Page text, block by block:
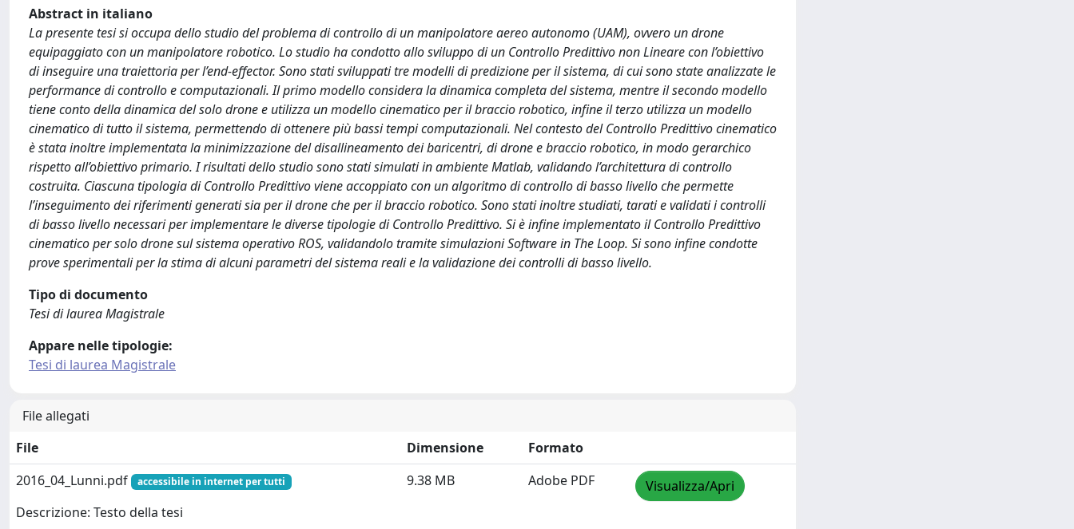
Abstract in italiano
La presente tesi si occupa dello studio del problema di controllo di un manipolatore aereo autonomo (UAM), ovvero un drone
equipaggiato con un manipolatore robotico. Lo studio ha condotto allo sviluppo di un Controllo Predittivo non Lineare con l’obiettivo
di inseguire una traiettoria per l’end-effector. Sono stati sviluppati tre modelli di predizione per il sistema, di cui sono state analizzate le
performance di controllo e computazionali. Il primo modello considera la dinamica completa del sistema, mentre il secondo modello
tiene conto della dinamica del solo drone e utilizza un modello cinematico per il braccio robotico, infine il terzo utilizza un modello
cinematico di tutto il sistema, permettendo di ottenere più bassi tempi computazionali. Nel contesto del Controllo Predittivo cinematico
è stata inoltre implementata la minimizzazione del disallineamento dei baricentri, di drone e braccio robotico, in modo gerarchico
rispetto all’obiettivo primario. I risultati dello studio sono stati simulati in ambiente Matlab, validando l’architettura di controllo
costruita. Ciascuna tipologia di Controllo Predittivo viene accoppiato con un algoritmo di controllo di basso livello che permette
l’inseguimento dei riferimenti generati sia per il drone che per il braccio robotico. Sono stati inoltre studiati, tarati e validati i controlli
di basso livello necessari per implementare le diverse tipologie di Controllo Predittivo. Si è infine implementato il Controllo Predittivo
cinematico per solo drone sul sistema operativo ROS, validandolo tramite simulazioni Software in The Loop. Si sono infine condotte
prove sperimentali per la stima di alcuni parametri del sistema reali e la validazione dei controlli di basso livello.
Tipo di documento
Tesi di laurea Magistrale
Appare nelle tipologie:
Tesi di laurea Magistrale
File allegati
File
Dimensione
Formato
2016_04_Lunni.pdf
accessibile in internet per tutti
Descrizione: Testo della tesi
9.38 MB Adobe PDF Visualizza/Apri